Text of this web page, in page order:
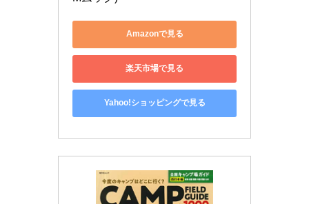
Amazonで見る
楽天市場で見る
Yahoo!ショッピングで見る